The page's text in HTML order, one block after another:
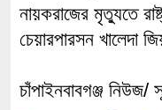
নায়করাজের মৃত্যুতে
চেয়ারপারসন খালেদা
চাঁপাইনবাবগঞ্জ